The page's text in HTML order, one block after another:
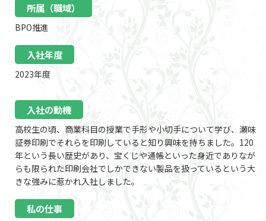
所属（職域）
BPO推進
入社年度
2023年度
入社の動機
高校生の頃、商業科目の授業で手形や小切手について学び、瀬味
証券印刷でそれらを印刷していると知り興味を持ちました。120
年という長い歴史があり、宝くじや通帳といった身近でありなが
らも限られた印刷会社でしかできない製品を扱っているという大
きな強みに惹かれ入社しました。
私の仕事